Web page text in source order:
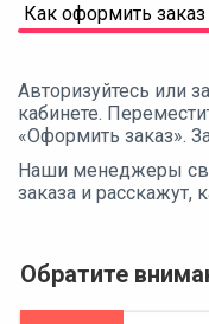
Как оформить заказ
Авторизуйтесь или
кабинете.
«Оформить заказ».
Наши менеджеры
заказа и расскажут,
Обратите